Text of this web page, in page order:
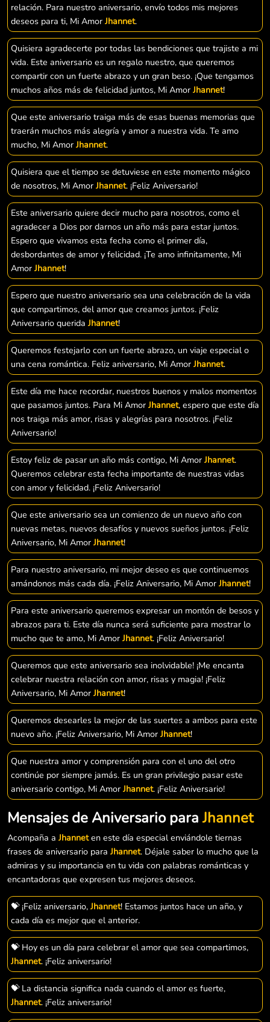
relación. Para nuestro aniversario, envío todos mis mejores
deseos para ti, Mi Amor Jhannet.
Quisiera agradecerte por todas las bendiciones que trajiste a mi
vida. Este aniversario es un regalo nuestro, que queremos
compartir con un fuerte abrazo y un gran beso. ¡Que tengamos
muchos años más de felicidad juntos, Mi Amor Jhannet!
Que este aniversario traiga más de esas buenas memorias que
traerán muchos más alegría y amor a nuestra vida. Te amo
mucho, Mi Amor Jhannet.
Quisiera que el tiempo se detuviese en este momento mágico
de nosotros, Mi Amor Jhannet. ¡Feliz Aniversario!
Este aniversario quiere decir mucho para nosotros, como el
agradecer a Dios por darnos un año más para estar juntos.
Espero que vivamos esta fecha como el primer día,
desbordantes de amor y felicidad. ¡Te amo infinitamente, Mi
Amor Jhannet!
Espero que nuestro aniversario sea una celebración de la vida
que compartimos, del amor que creamos juntos. ¡Feliz
Aniversario querida Jhannet!
Queremos festejarlo con un fuerte abrazo, un viaje especial o
una cena romántica. Feliz aniversario, Mi Amor Jhannet.
Este día me hace recordar, nuestros buenos y malos momentos
que pasamos juntos. Para Mi Amor Jhannet, espero que este día
nos traiga más amor, risas y alegrías para nosotros. ¡Feliz
Aniversario!
Estoy feliz de pasar un año más contigo, Mi Amor Jhannet.
Queremos celebrar esta fecha importante de nuestras vidas
con amor y felicidad. ¡Feliz Aniversario!
Que este aniversario sea un comienzo de un nuevo año con
nuevas metas, nuevos desafíos y nuevos sueños juntos. ¡Feliz
Aniversario, Mi Amor Jhannet!
Para nuestro aniversario, mi mejor deseo es que continuemos
amándonos más cada día. ¡Feliz Aniversario, Mi Amor Jhannet!
Para este aniversario queremos expresar un montón de besos y
abrazos para ti. Este día nunca será suficiente para mostrar lo
mucho que te amo, Mi Amor Jhannet. ¡Feliz Aniversario!
Queremos que este aniversario sea inolvidable! ¡Me encanta
celebrar nuestra relación con amor, risas y magia! ¡Feliz
Aniversario, Mi Amor Jhannet!
Queremos desearles la mejor de las suertes a ambos para este
nuevo año. ¡Feliz Aniversario, Mi Amor Jhannet!
Que nuestra amor y comprensión para con el uno del otro
continúe por siempre jamás. Es un gran privilegio pasar este
aniversario contigo, Mi Amor Jhannet. ¡Feliz Aniversario!
Mensajes de Aniversario paraJhannet
Acompaña a Jhanneten este día especial enviándole tiernas
frases de aniversario para Jhannet. Déjale saber lo mucho que la
admiras y su importancia en tu vida con palabras románticas y
encantadoras que expresen tus mejores deseos.
💝 ¡Feliz aniversario, Jhannet! Estamos juntos hace un año, y
cada día es mejor que el anterior.
💝 Hoy es un día para celebrar el amor que sea compartimos,
Jhannet. ¡Feliz aniversario!
💝 La distancia significa nada cuando el amor es fuerte,
Jhannet. ¡Feliz aniversario!